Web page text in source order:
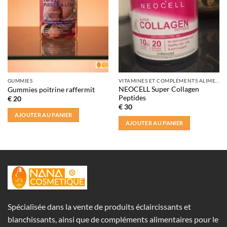
GUMMIES
Gummies poitrine raffermit
€20
AJOUTER AU PANIER
NEOCELL Super Collagen
Peptides
€30
AJOUTER AU PANIER
Spécialisée dans la vente de produits éclaircissants et
blanchissants, ainsi que de compléments alimentaires pour le